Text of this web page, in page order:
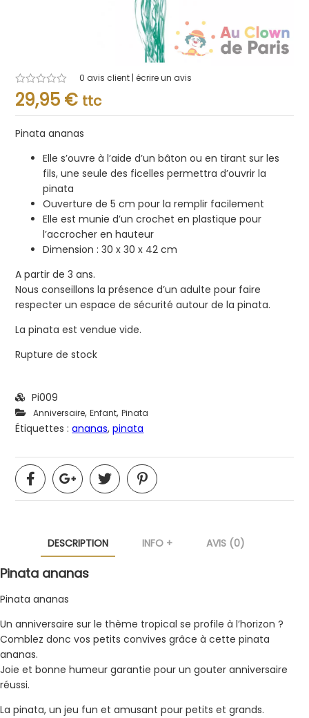
Note
0.001
0 avis client | écrire un avis
29,95 € ttc
Pinata ananas
Elle s’ouvre à l’aide d’un bâton ou en tirant sur les
fils, une seule des ficelles permettra d’ouvrir la
pinata
Ouverture de 5 cm pour la remplir facilement
Elle est munie d’un crochet en plastique pour
l’accrocher en hauteur
Dimension : 30 x 30 x 42 cm
A partir de 3 ans.
Nous conseillons la présence d’un adulte pour faire
respecter un espace de sécurité autour de la pinata.
La pinata est vendue vide.
Rupture de stock
Pi009
Anniversaire,Enfant,Pinata
Étiquettes :ananas,pinata
DESCRIPTION INFO + AVIS (0)
Pinata ananas
Pinata ananas
Un anniversaire sur le thème tropical se profile à l’horizon ?
Comblez donc vos petits convives grâce à cette pinata
ananas.
Joie et bonne humeur garantie pour un gouter anniversaire
réussi.
La pinata, un jeu fun et amusant pour petits et grands.